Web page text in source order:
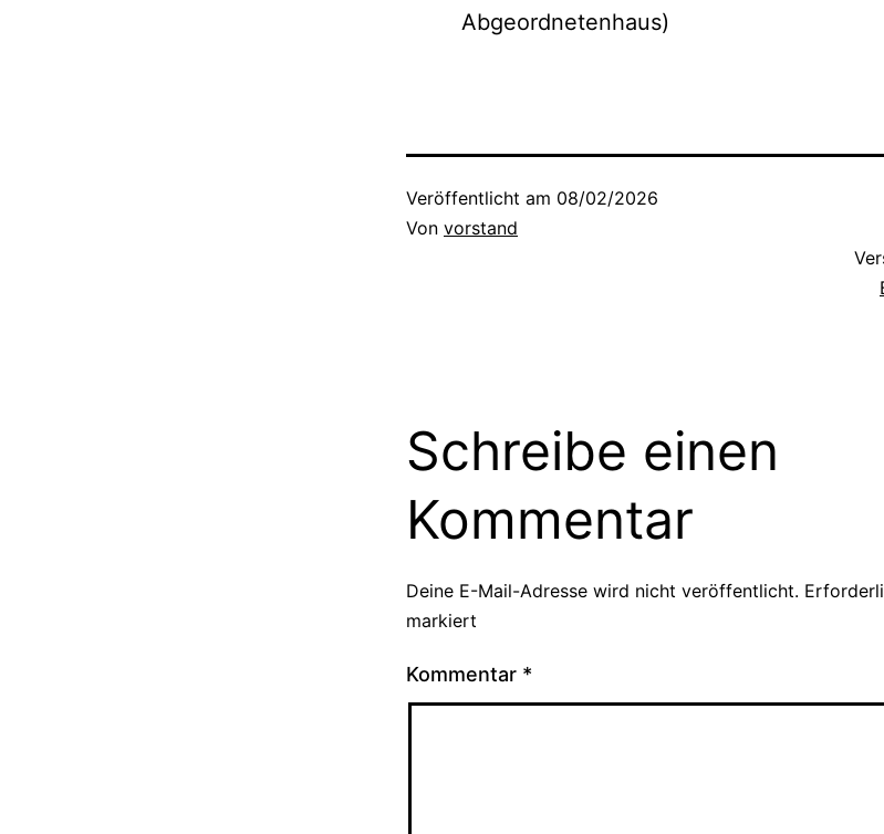
Abgeordnetenhaus)
Veröffentlicht am 08/02/2026
Von vorstand
Schreibe einen
Kommentar
Deine E-Mail-Adresse wird nicht veröffentlicht.
markiert
Kommentar *